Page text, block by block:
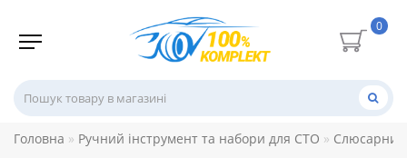
0
Головна Ручний інструмент та набори для СТО Слюсарний